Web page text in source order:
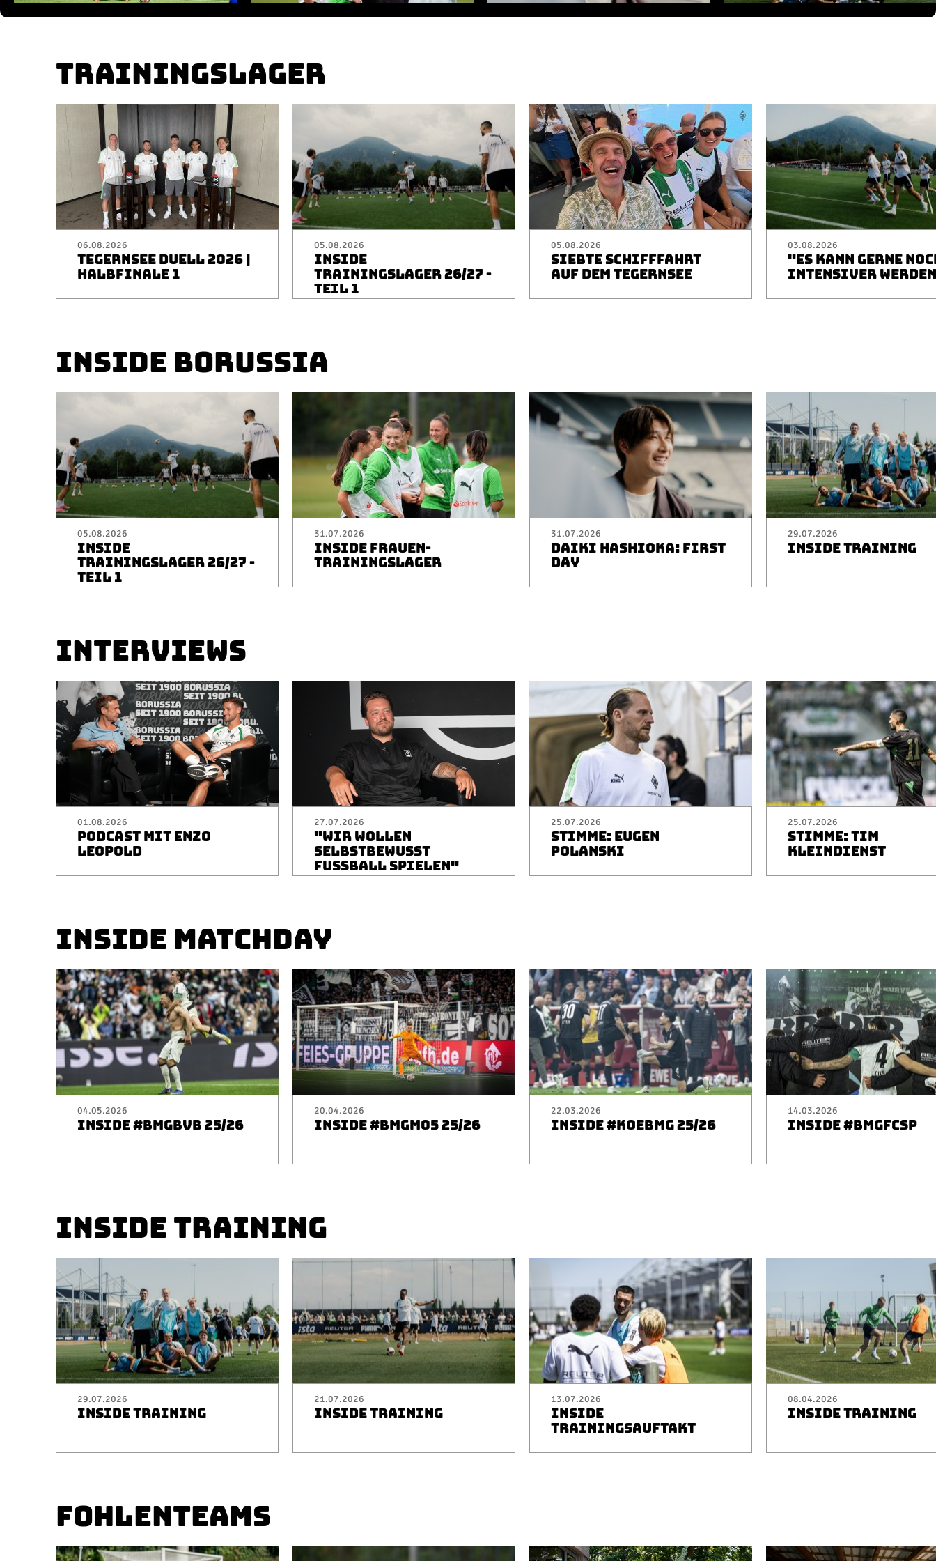
TRAININGSLAGER
06.08.2026
TEGERNSEE DUELL 2026 |
HALBFINALE 1
05.08.2026
INSIDE
TRAININGSLAGER 26/27 -
TEIL 1
05.08.2026
SIEBTE SCHIFFFAHRT
AUF DEM TEGERNSEE
03.08.2026
"ES KANN GERNE
INTENSIVER
INSIDE BORUSSIA
05.08.2026
INSIDE
TRAININGSLAGER 26/27 -
TEIL 1
31.07.2026
INSIDE FRAUEN-
TRAININGSLAGER
31.07.2026
DAIKI HASHIOKA: FIRST
DAY
29.07.2026
INSIDE TRAINING
INTERVIEWS
01.08.2026
PODCAST MIT ENZO
LEOPOLD
27.07.2026
"WIR WOLLEN
SELBSTBEWUSST
FUSSBALL SPIELEN"
25.07.2026
STIMME: EUGEN
POLANSKI
25.07.2026
STIMME: TIM
KLEINDIENST
INSIDE MATCHDAY
04.05.2026
INSIDE #BMGBVB 25/26
20.04.2026
INSIDE #BMGM05 25/26
22.03.2026
INSIDE #KOEBMG 25/26
14.03.2026
INSIDE #BMGFCSP
INSIDE TRAINING
29.07.2026
INSIDE TRAINING
21.07.2026
INSIDE TRAINING
13.07.2026
INSIDE
TRAININGSAUFTAKT
08.04.2026
INSIDE TRAINING
FOHLENTEAMS